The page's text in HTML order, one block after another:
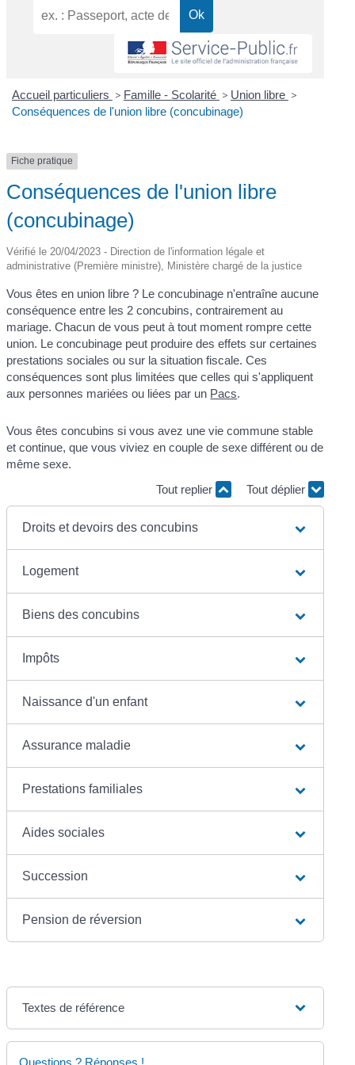
Accueil particuliers > Famille - Scolarité > Union libre >
Conséquences de l'union libre (concubinage)
Fiche pratique
Conséquences de l'union libre
(concubinage)
Vérifié le 20/04/2023 - Direction de l'information légale et
administrative (Première ministre), Ministère chargé de la justice
Vous êtes en union libre ? Le concubinage n'entraîne aucune
conséquence entre les 2 concubins, contrairement au
mariage. Chacun de vous peut à tout moment rompre cette
union. Le concubinage peut produire des effets sur certaines
prestations sociales ou sur la situation fiscale. Ces
conséquences sont plus limitées que celles qui s'appliquent
aux personnes mariées ou liées par un Pacs.
Vous êtes concubins si vous avez une vie commune stable
et continue, que vous viviez en couple de sexe différent ou de
même sexe.
Tout replier
Tout déplier
Droits et devoirs des concubins
Logement
Biens des concubins
Impôts
Naissance d'un enfant
Assurance maladie
Prestations familiales
Aides sociales
Succession
Pension de réversion
Textes de référence